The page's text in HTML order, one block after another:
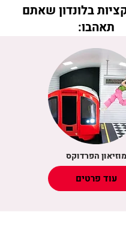
בלונדון שאתם
תאהבו:
מוזיאון הפרדוקס
עוד פרטים